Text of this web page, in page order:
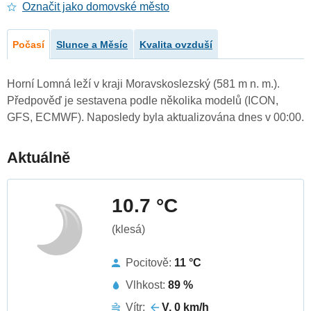
Označit jako domovské město
Počasí Slunce a Měsíc Kvalita ovzduší
Horní Lomná leží v kraji Moravskoslezský (581 m n. m.).
Předpověď je sestavena podle několika modelů (ICON,
GFS, ECMWF). Naposledy byla aktualizována dnes v 00:00.
Aktuálně
10.7 °C
(klesá)
Pocitově: 11 °C
Vlhkost: 89 %
Vítr:
V, 0 km/h